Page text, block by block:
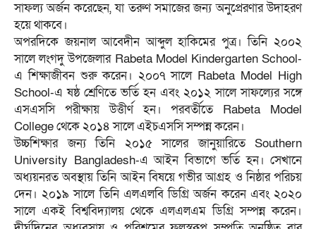
সাফল্য অর্জন করেছেন, যা তরুণ সমাজের জন্য অনুপ্রেরণার উদাহরণ
হয়ে থাকবে।
অপরদিকে জয়নাল আবেদীন আব্দুল হাকিমের পুত্র। তিনি ২০০২
সালে লংগদু উপজেলার Rabeta Model Kindergarten School-
এ শিক্ষাজীবন শুরু করেন। ২০০৭ সালে Rabeta Model High
School-এ ষষ্ঠ শ্রেণিতে ভর্তি হন এবং ২০১২ সালে সাফল্যের সঙ্গে
এসএসসি পরীক্ষায় উত্তীর্ণ হন। পরবর্তীতে Rabeta Model
College থেকে ২০১৪ সালে এইচএসসি সম্পন্ন করেন।
উচ্চশিক্ষার জন্য তিনি ২০১৫ সালের জানুয়ারিতে Southern
University Bangladesh-এ আইন বিভাগে ভর্তি হন। সেখানে
অধ্যয়নরত অবস্থায় তিনি আইন বিষয়ে গভীর আগ্রহ ও নিষ্ঠার পরিচয়
দেন। ২০১৯ সালে তিনি এলএলবি ডিগ্রি অর্জন করেন এবং ২০২০
সালে একই বিশ্ববিদ্যালয় থেকে এলএলএম ডিগ্রি সম্পন্ন করেন।